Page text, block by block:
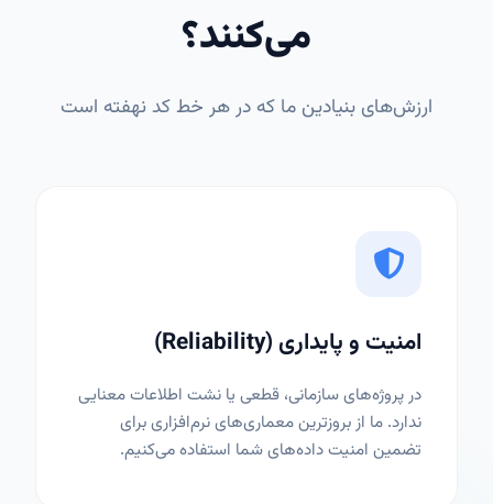
می‌کنند؟
ارزش‌های بنیادین ما که در هر خط کد نهفته است
امنیت و پایداری (Reliability)
در پروژه‌های سازمانی، قطعی یا نشت اطلاعات معنایی
ندارد. ما از بروزترین معماری‌های نرم‌افزاری برای
تضمین امنیت داده‌های شما استفاده می‌کنیم.